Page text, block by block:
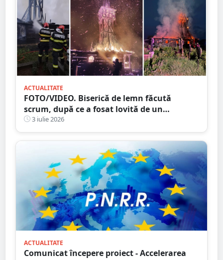
ACTUALITATE
FOTO/VIDEO. Biserică de lemn făcută
scrum, după ce a fosat lovită de un
TRĂSNET
3 iulie 2026
ACTUALITATE
Comunicat începere proiect - Accelerarea